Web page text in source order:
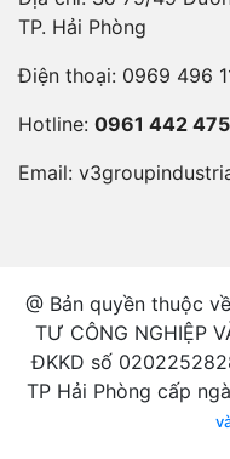
TP. Hải Phòng
Điện thoại: 0969 496
Hotline: 0961 442 475
Email:
@ Bản quyền thuộc
TƯ CÔNG NGHIỆP
ĐKKD số
TP Hải Phòng cấp